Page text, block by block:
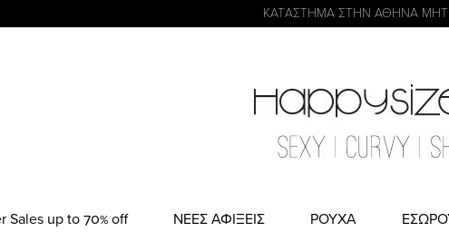
KATΑΣΤΗΜΑ ΣΤΗΝ ΑΘΗΝΑ
Sales up to 70% off NΕΕΣ ΑΦΙΞΕΙΣ ΡΟΥΧΑ